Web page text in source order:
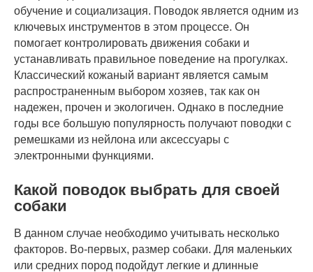
обучение и социализация. Поводок является одним из
ключевых инструментов в этом процессе. Он
помогает контролировать движения собаки и
устанавливать правильное поведение на прогулках.
Классический кожаный вариант является самым
распространенным выбором хозяев, так как он
надежен, прочен и экологичен. Однако в последние
годы все большую популярность получают поводки с
ремешками из нейлона или аксессуары с
электронными функциями.
Какой поводок выбрать для своей
собаки
В данном случае необходимо учитывать несколько
факторов. Во-первых, размер собаки. Для маленьких
или средних пород подойдут легкие и длинные